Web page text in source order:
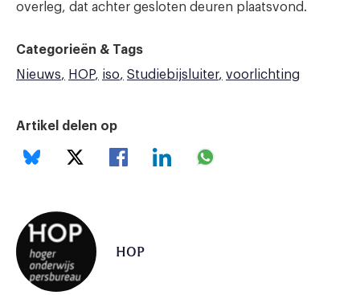
overleg, dat achter gesloten deuren plaatsvond.
Categorieën & Tags
Nieuws
HOP iso Studiebijsluiter voorlichting
Artikel delen op
HOP